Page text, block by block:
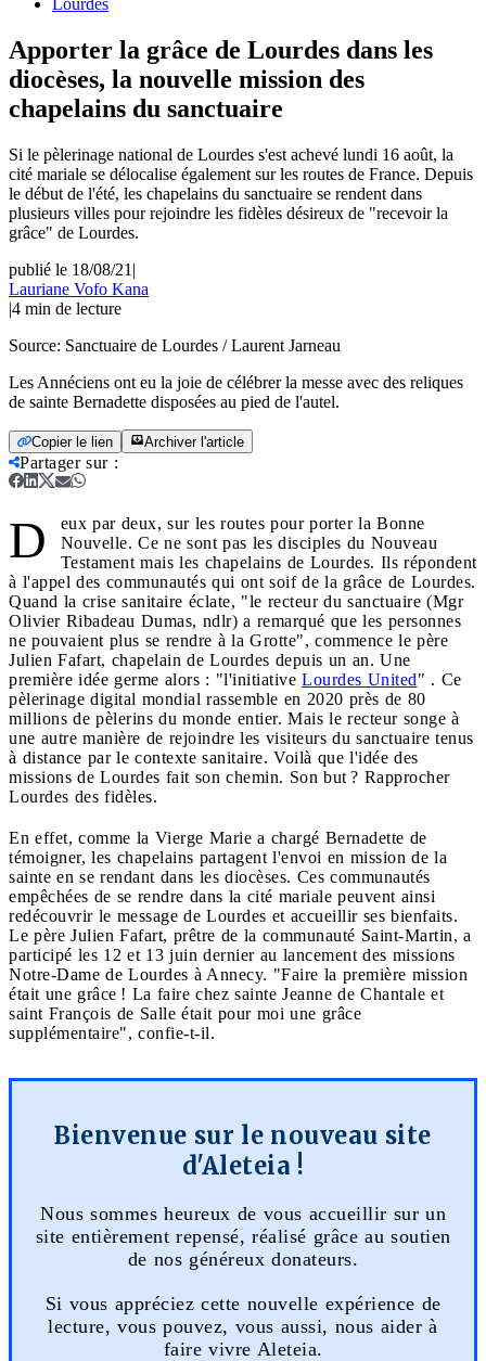
Lourdes
Apporter la grâce de Lourdes dans les
diocèses, la nouvelle mission des
chapelains du sanctuaire
Si le pèlerinage national de Lourdes s'est achevé lundi 16 août, la
cité mariale se délocalise également sur les routes de France. Depuis
le début de l'été, les chapelains du sanctuaire se rendent dans
plusieurs villes pour rejoindre les fidèles désireux de "recevoir la
grâce" de Lourdes.
publié le 18/08/21 |
Lauriane Vofo Kana
|4 min de lecture
Source: Sanctuaire de Lourdes / Laurent Jarneau
Les Annéciens ont eu la joie de célébrer la messe avec des reliques
de sainte Bernadette disposées au pied de l'autel.
Copier le lien Archiver l'article
Partager sur:
D
eux par deux, sur les routes pour porter la Bonne
Nouvelle. Ce ne sont pas les disciples du Nouveau
Testament mais les chapelains de Lourdes. Ils répondent
à l'appel des communautés qui ont soif de la grâce de Lourdes.
Quand la crise sanitaire éclate, "le recteur du sanctuaire (Mgr
Olivier Ribadeau Dumas, ndlr) a remarqué que les personnes
ne pouvaient plus se rendre à la Grotte", commence le père
Julien Fafart, chapelain de Lourdes depuis un an. Une
première idée germe alors : "l'initiative Lourdes United" . Ce
pèlerinage digital mondial rassemble en 2020 près de 80
millions de pèlerins du monde entier. Mais le recteur songe à
une autre manière de rejoindre les visiteurs du sanctuaire tenus
à distance par le contexte sanitaire. Voilà que l'idée des
missions de Lourdes fait son chemin. Son but ? Rapprocher
Lourdes des fidèles.
En effet, comme la Vierge Marie a chargé Bernadette de
témoigner, les chapelains partagent l'envoi en mission de la
sainte en se rendant dans les diocèses. Ces communautés
empêchées de se rendre dans la cité mariale peuvent ainsi
redécouvrir le message de Lourdes et accueillir ses bienfaits.
Le père Julien Fafart, prêtre de la communauté Saint-Martin, a
participé les 12 et 13 juin dernier au lancement des missions
Notre-Dame de Lourdes à Annecy. "Faire la première mission
était une grâce ! La faire chez sainte Jeanne de Chantale et
saint François de Salle était pour moi une grâce
supplémentaire", confie-t-il.
Bienvenue sur le nouveau site
d'Aleteia !
Nous sommes heureux de vous accueillir sur un
site entièrement repensé, réalisé grâce au soutien
de nos généreux donateurs.
Si vous appréciez cette nouvelle expérience de
lecture, vous pouvez, vous aussi, nous aider à
faire vivre Aleteia.